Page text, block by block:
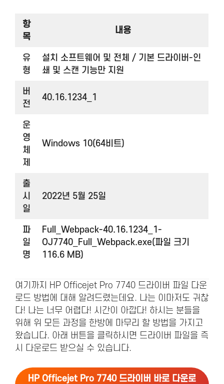
항
목
내용
유
형
설치 소프트웨어 및 전체 / 기본 드라이버-인
쇄 및 스캔 기능만 지원
버
전
40.16.1234_1
운
영
체
제
Windows 10(64비트)
출
시
일
2022년 5월 25일
파
일
명
Full_Webpack-40.16.1234_1-
OJ7740_Full_Webpack.exe(파일 크기
116.6 MB)
여기까지 HP Officejet Pro 7740 드라이버 파일 다운
로드 방법에 대해 알려드렸는데요. 나는 이마저도 귀찮
다! 나는 너무 어렵다! 시간이 아깝다! 하시는 분들을
위해 위 모든 과정을 한방에 마무리 할 방법을 가지고
왔습니다. 아래 버튼을 클릭하시면 드라이버 파일을 즉
시 다운로드 받으실 수 있습니다.
HP Officejet Pro 7740 드라이버 바로 다운로